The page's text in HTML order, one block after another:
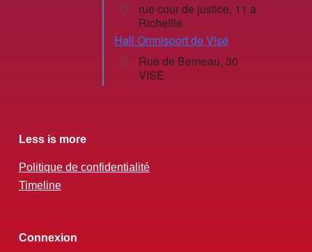
rue cour de justice, 11 a
Richellle
Hall Omnisport de Visé
Rue de Berneau, 30
VISE
Less is more
Politique de confidentialité
Timeline
Connexion